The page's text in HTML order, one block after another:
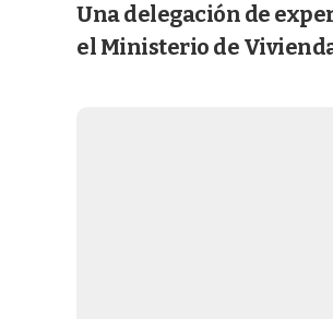
Una delegación de
el Ministerio de